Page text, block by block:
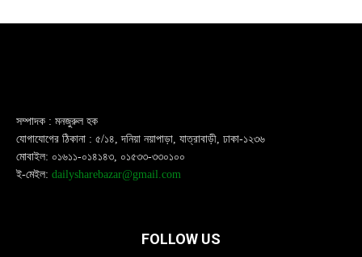
সম্পাদক : মনজুরুল হক
যোগাযোগের ঠিকানা : ৫/১৪, দনিয়া নয়াপাড়া, যাত্রাবাড়ী, ঢাকা-১২৩৬
মোবাইল: ০১৬১১-০১৪১৪৩, ০১৫৩৩-৩৩০১০০
ই-মেইল: dailysharebazar@gmail.com
FOLLOW US